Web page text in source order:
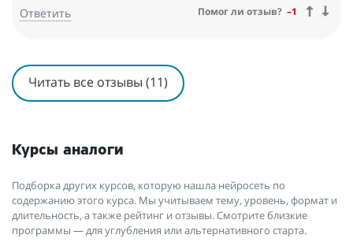
Ответить Помог ли отзыв? –1
Читать все отзывы (11)
Курсы аналоги
Подборка других курсов, которую нашла нейросеть по
содержанию этого курса. Мы учитываем тему, уровень, формат и
длительность, а также рейтинг и отзывы. Смотрите близкие
программы — для углубления или альтернативного старта.